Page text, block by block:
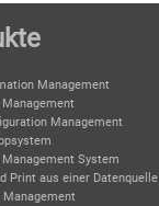
Management
Management
System
Print aus einer Datenquelle
Management